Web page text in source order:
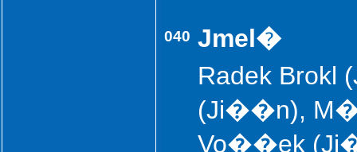
040 Jmel�
Radek
(Ji��n),
Vo��ek